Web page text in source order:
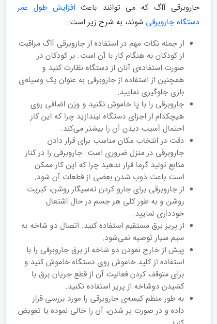
جاروبرقی آاگ که می توانند باعث افزایش طول عمر
دستگاه جاروبرقی شوند، به شرح زیر است:
از جمله نکات مهم در استفاده از جاروبرقی آاگ مراقبت
از کودکان به هنگام کار با آن است. بر کودکان در
صورت استفاده‌ی آنان از دستگاه نظارت کنید و
همچنین از استفاده‌ از جاروبرقی به عنوان یک وسیله‌ی
بازی جلوگیری نمایید.
جاروبرقی را با پا خاموش نکنید و وزن اضافی روی
هیچکدام از اجزای دستگاه نیندازید چرا که این کار
احتمال آسیب دیدن آن را بیشتر می‌کند.
دقت در انتخاب مکان مناسب برای قرار دادن
جاروبرقی در منزل ضروری است. جاروبرقی را در کنار
منابع تولید گرما قرار ندهید چرا که این کار ممکن
است باعث ذوب شدن بعضی از قطعات آن شود.
از جاروبرقی برای جارو کردن ته‌سیگار روشن، کبریت
روشن و به طور کلی هر جسم در حال اشتعال
خودداری نمایید.
از پریز برق مستقیم استفاده کنید. اتصال دو شاخه به
سیم سیار توصیه نمی‌شود.
پیش از خارج نمودن دو شاخه از برق جاروبرقی را با
استفاده از کلید خاموش روی دستگاه خاموش کنید و
برای متوقف کردن فعالیت آن از قطع جریان برق با
کشیدن دوشاخه از پریز استفاده نکنید.
به طور منظم کیسه‌ی جاروبرقی را مورد بررسی قرار
داده و در صورت پر شدن، آن را خالی نموده یا تعویض